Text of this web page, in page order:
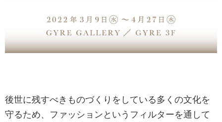
後世に残すべきものづくりをしている多くの文化を
守るため、ファッションというフィルターを通して